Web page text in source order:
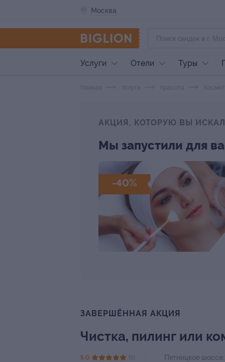
Москва
Услуги Отели Туры
Главная Услуги Красота
АКЦИЯ, КОТОРУЮ ВЫ
Мы запустили для
-40%
ЗАВЕРШЁННАЯ АКЦИЯ
Чистка, пилинг или
5.0 (5) Пятницкое шоссе,